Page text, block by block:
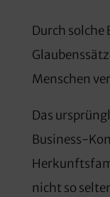
Durch solche
Menschen
Das
Business-
nicht so